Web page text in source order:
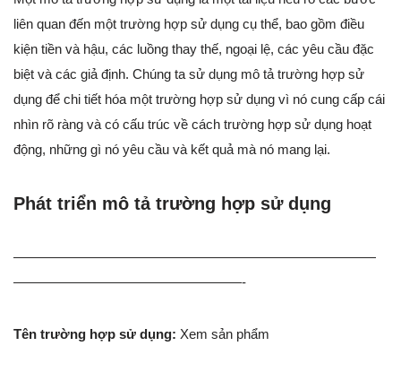
liên quan đến một trường hợp sử dụng cụ thể, bao gồm điều
kiện tiền và hậu, các luồng thay thế, ngoại lệ, các yêu cầu đặc
biệt và các giả định. Chúng ta sử dụng mô tả trường hợp sử
dụng để chi tiết hóa một trường hợp sử dụng vì nó cung cấp cái
nhìn rõ ràng và có cấu trúc về cách trường hợp sử dụng hoạt
động, những gì nó yêu cầu và kết quả mà nó mang lại.
Phát triển mô tả trường hợp sử dụng
———————————————————————————
—————————————————-
Tên trường hợp sử dụng: Xem sản phẩm